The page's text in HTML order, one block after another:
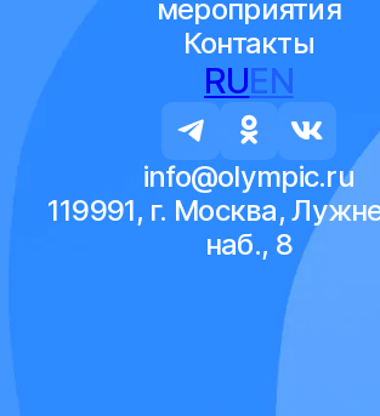
мероприятия
Контакты
RUEN
info@olympic.ru
119991, г. Москва,
наб., 8